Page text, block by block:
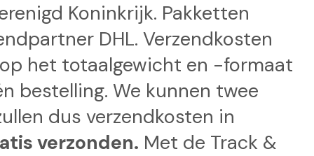
Koninkrijk. Pakketten
DHL. Verzendkosten
het totaalgewicht en -formaat
bestelling. We kunnen twee
dus verzendkosten in
verzonden. Met de Track &